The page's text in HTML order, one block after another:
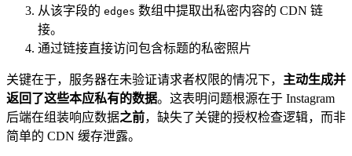
从该字段的 edges 数组中提取出私密内容的 CDN 链
接。
通过链接直接访问包含标题的私密照片
关键在于，服务器在未验证请求者权限的情况下， 主动生成并
返回了这些本应私有的数据。这表明问题根源在于 Instagram
后端在组装响应数据之前，缺失了关键的授权检查逻辑，而非
简单的 CDN 缓存泄露。